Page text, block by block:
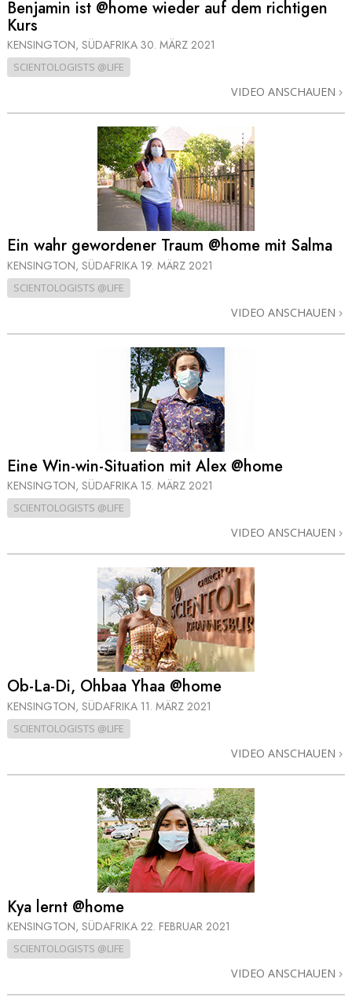
Benjamin ist @home wieder auf dem richtigen
Kurs
KENSINGTON, SÜDAFRIKA 30. MÄRZ 2021
SCIENTOLOGISTS @LIFE
VIDEO ANSCHAUEN
Ein wahr gewordener Traum @home mit Salma
KENSINGTON, SÜDAFRIKA 19. MÄRZ 2021
SCIENTOLOGISTS @LIFE
VIDEO ANSCHAUEN
Eine Win-win-Situation mit Alex @home
KENSINGTON, SÜDAFRIKA 15. MÄRZ 2021
SCIENTOLOGISTS @LIFE
VIDEO ANSCHAUEN
Ob-La-Di, Ohbaa Yhaa @home
KENSINGTON, SÜDAFRIKA 11. MÄRZ 2021
SCIENTOLOGISTS @LIFE
VIDEO ANSCHAUEN
Kya lernt @home
KENSINGTON, SÜDAFRIKA 22. FEBRUAR 2021
SCIENTOLOGISTS @LIFE
VIDEO ANSCHAUEN